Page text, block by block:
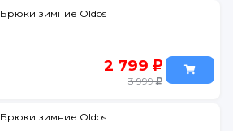
Брюки зимние Oldos
2 799
3 999
Брюки зимние Oldos